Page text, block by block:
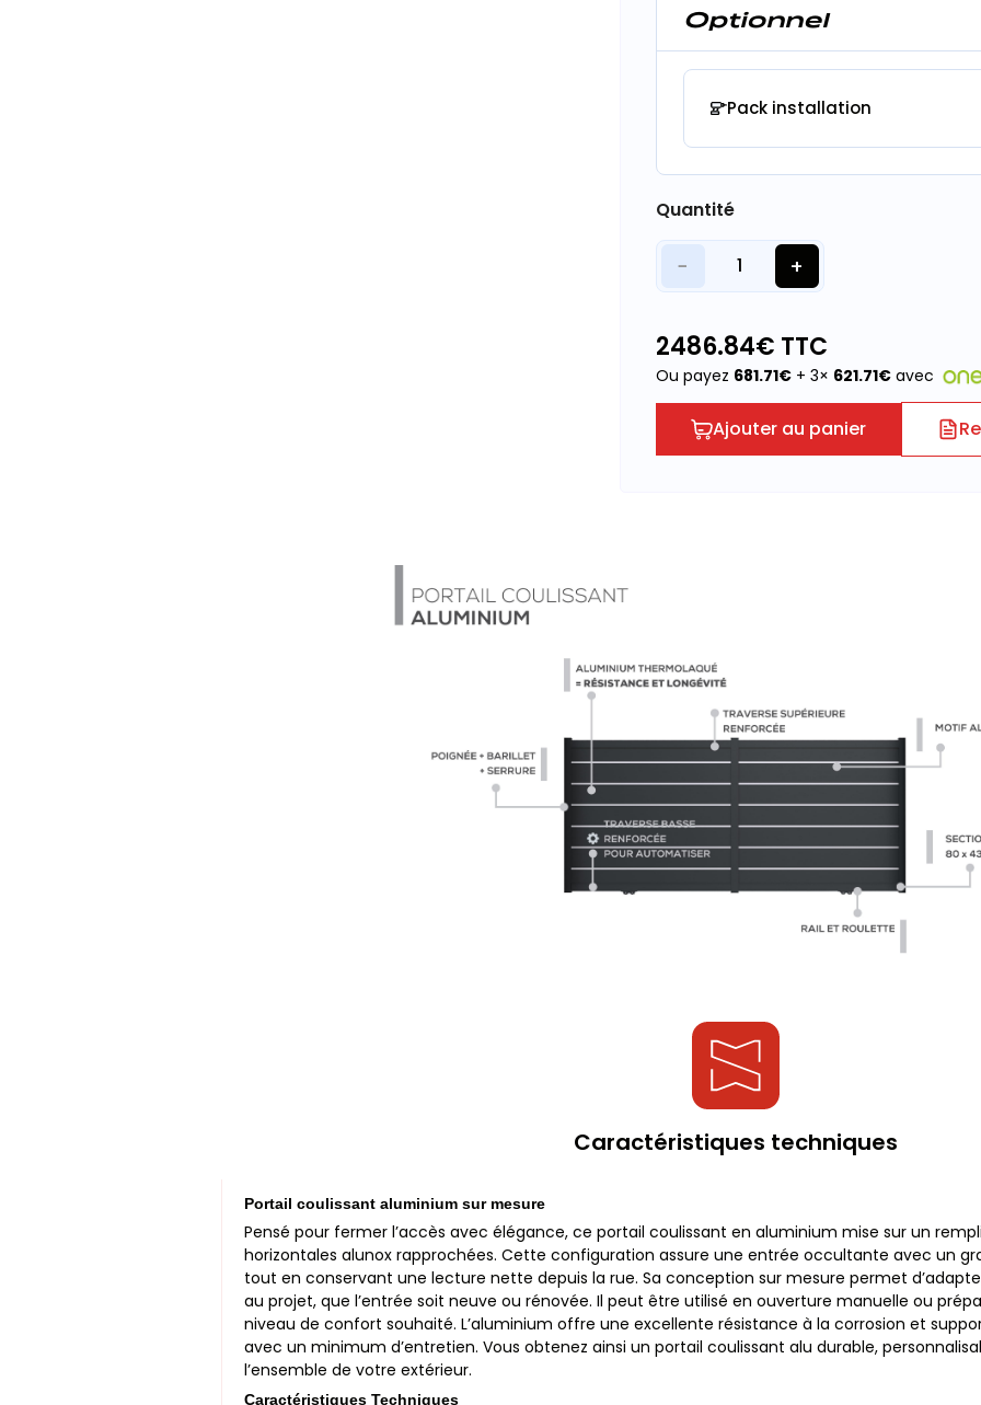
Optionnel
Pack installation
Quantité
− 1 +
2486.84€ TTC
Ou payez 681.71€+ 3× 621.71€ avec
Ajouter au panier
Caractéristiques techniques
Portail coulissant aluminium sur mesure
Pensé pour fermer l’accès avec élégance, ce portail coulissant en aluminium mise sur un
horizontales alunox rapprochées. Cette configuration assure une entrée occultante avec un
tout en conservant une lecture nette depuis la rue. Sa conception sur mesure permet
au projet, que l’entrée soit neuve ou rénovée. Il peut être utilisé en ouverture manuelle ou
niveau de confort souhaité. L’aluminium offre une excellente résistance à la corrosion et
avec un minimum d’entretien. Vous obtenez ainsi un portail coulissant alu durable,
l’ensemble de votre extérieur.
Caractéristiques Techniques